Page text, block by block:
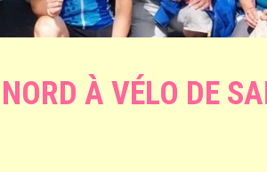
À VÉLO DE